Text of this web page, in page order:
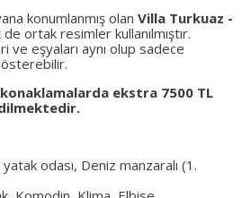
konumlanmış olan Villa Turkuaz -
de ortak resimler kullanılmıştır.
ve eşyaları aynı olup sadece
ekstra 7500 TL
odası, Deniz manzaralı (1.